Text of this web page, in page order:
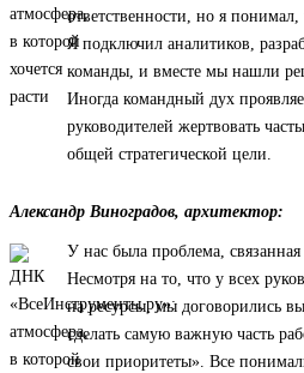
ответственности, но я
Я подключил аналитиков,
команды, и вместе мы нашли
Иногда командный дух
руководителей жертвовать
общей стратегической цели.
Александр Виноградов, архитектор:
У нас была проблема, связанная
Несмотря на то, что у всех
на ресурсы, мы договорились
сделать самую важную часть
свои приоритеты». Все